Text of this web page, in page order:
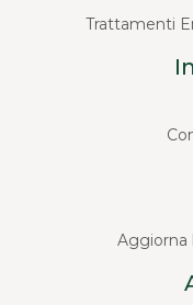
Trattamenti
Aggiorna